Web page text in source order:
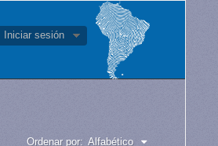
Iniciar sesión
Ordenar por: Alfabético